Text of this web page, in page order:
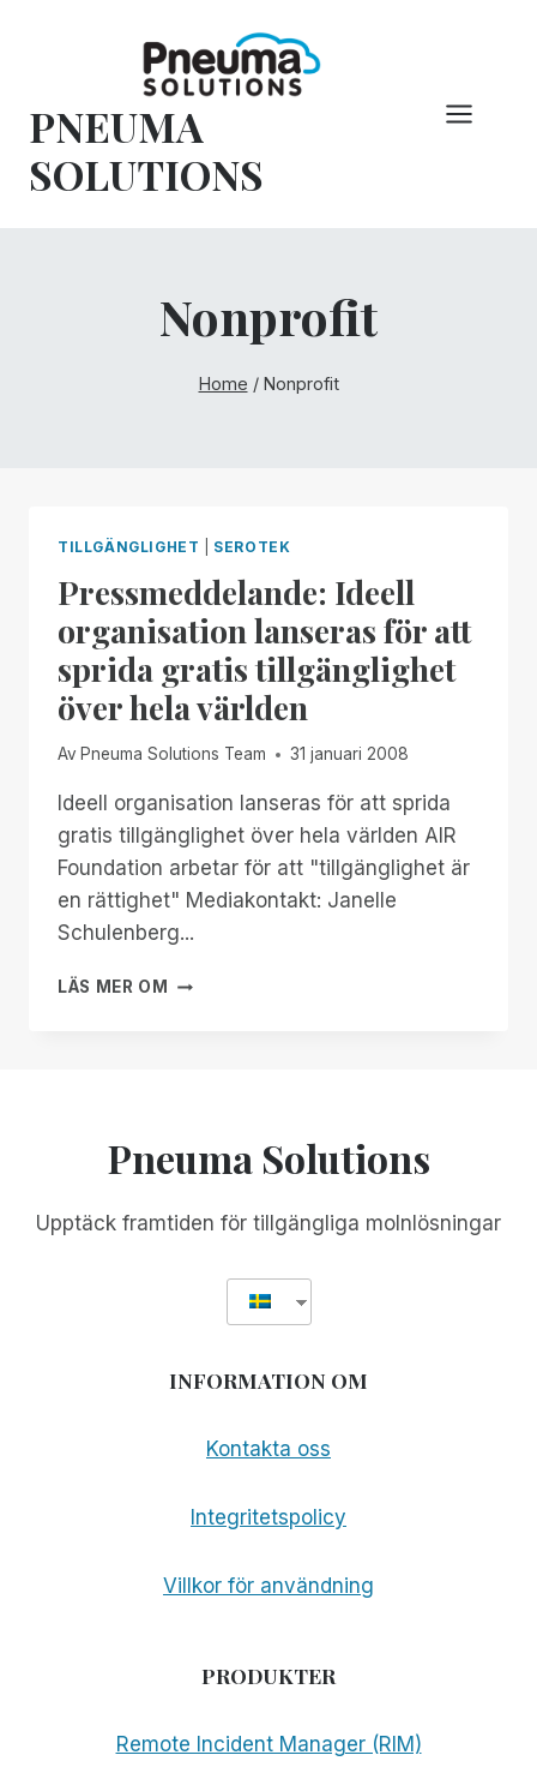
PNEUMA
SOLUTIONS
Nonprofit
Home / Nonprofit
TILLGÄNGLIGHET SEROTEK
Pressmeddelande: Ideell
organisation lanseras för att
sprida gratis tillgänglighet
över hela världen
Av Pneuma Solutions Team 31 januari 2008
Ideell organisation lanseras för att sprida
gratis tillgänglighet över hela världen AIR
Foundation arbetar för att "tillgänglighet är
en rättighet" Mediakontakt: Janelle
Schulenberg...
LÄS MER OM
PRESSMEDDELANDE:
GRATIS
HELA
Pneuma Solutions
Upptäck framtiden för tillgängliga molnlösningar
INFORMATION OM
Kontakta oss
Integritetspolicy
Villkor för användning
PRODUKTER
Remote Incident Manager (RIM)